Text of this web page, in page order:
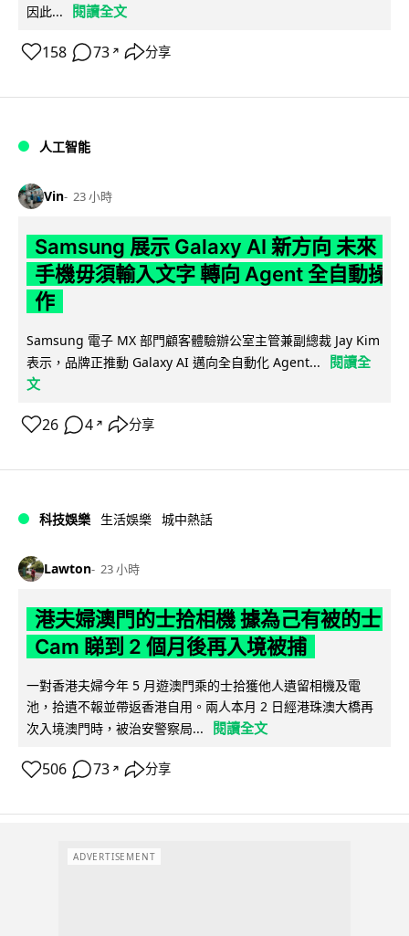
因此...
閱讀全文
158 73 ↗ 分享
人工智能
Vin 23 小時
Samsung 展示 Galaxy AI 新方向 未來
手機毋須輸入文字 轉向 Agent 全自動操
作
Samsung 電子 MX 部門顧客體驗辦公室主管兼副總裁 Jay Kim
表示，品牌正推動 Galaxy AI 邁向全自動化 Agent...
閱讀全
文
26 4 ↗ 分享
科技娛樂 生活娛樂 城中熱話
Lawton 23 小時
港夫婦澳門的士拾相機 據為己有被的士
Cam 睇到 2 個月後再入境被捕
一對香港夫婦今年 5 月遊澳門乘的士拾獲他人遺留相機及電
池，拾遺不報並帶返香港自用。兩人本月 2 日經港珠澳大橋再
次入境澳門時，被治安警察局...
閱讀全文
506 73 ↗ 分享
ADVERTISEMENT